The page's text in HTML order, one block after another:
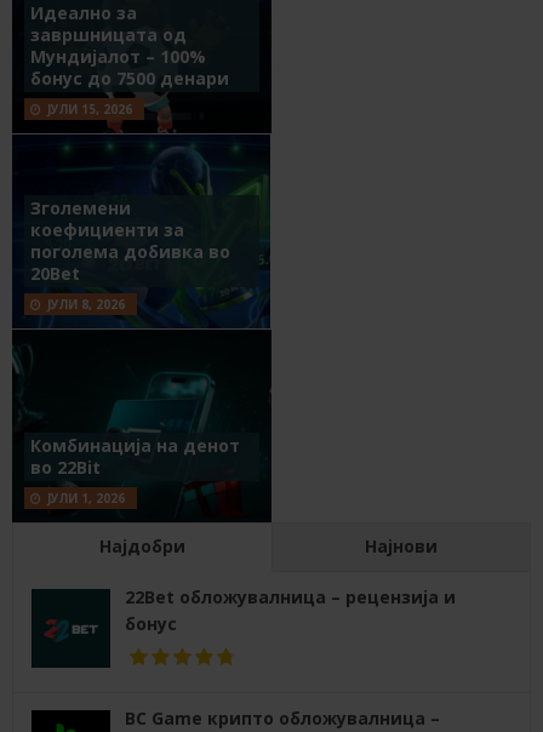
Идеално за
завршницата од
Мундијалот – 100%
бонус до 7500 денари
ЈУЛИ 15, 2026
Зголемени
коефициенти за
поголема добивка во
20Bet
ЈУЛИ 8, 2026
Комбинација на денот
во 22Bit
ЈУЛИ 1, 2026
Најдобри Најнови
22Bet обложувалница – рецензија и
бонус
BC Game крипто обложувалница –